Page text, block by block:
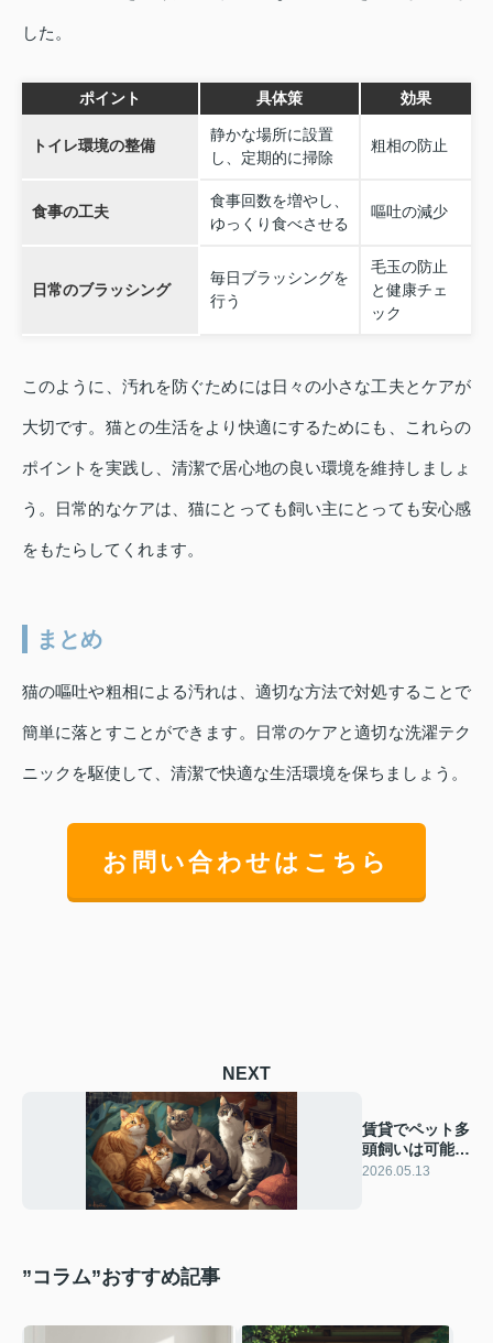
した。
ポイント 具体策 効果
トイレ環境の整備
静かな場所に設置
し、定期的に掃除
粗相の防止
食事の工夫
食事回数を増やし、
ゆっくり食べさせる
嘔吐の減少
日常のブラッシング
毎日ブラッシングを
行う
毛玉の防止
と健康チェ
ック
このように、汚れを防ぐためには日々の小さな工夫とケアが
大切です。猫との生活をより快適にするためにも、これらの
ポイントを実践し、清潔で居心地の良い環境を維持しましょ
う。日常的なケアは、猫にとっても飼い主にとっても安心感
をもたらしてくれます。
まとめ
猫の嘔吐や粗相による汚れは、適切な方法で対処することで
簡単に落とすことができます。日常のケアと適切な洗濯テク
ニックを駆使して、清潔で快適な生活環境を保ちましょう。
お問い合わせはこちら
NEXT
賃貸でペット多
頭飼いは可能
か？条件費用を
2026.05.13
”コラム”おすすめ記事